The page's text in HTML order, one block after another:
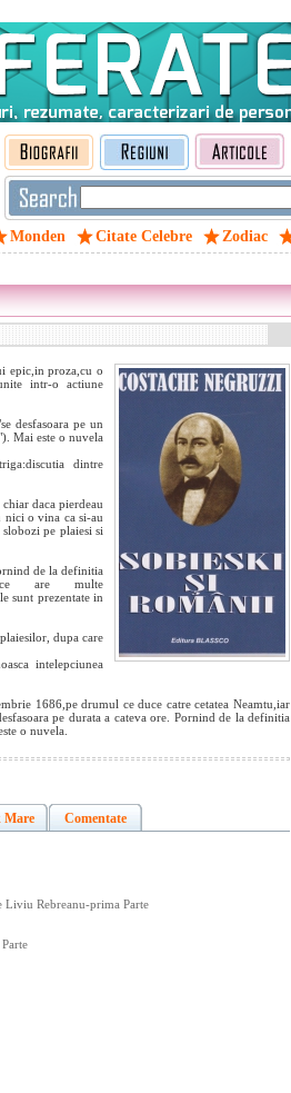
Monden Citate Celebre Zodiac
epic,in proza,cu o
intr-o actiune
desfasoara pe un
Mai este o nuvela
dintre
daca pierdeau
nici o vina ca si-au
pe plaiesi si
de la definitia
are multe
sunt prezentate in
dupa care
intelepciunea
1686,pe drumul ce duce catre cetatea Neamtu,iar
pe durata a cateva ore. Pornind de la definitia
o nuvela.
Mare Comentate
Liviu Rebreanu-prima Parte